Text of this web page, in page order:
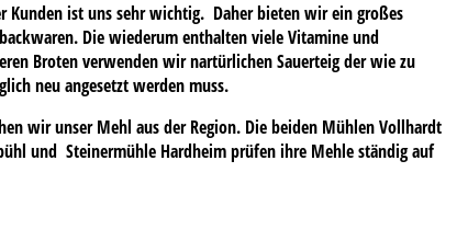
Kunden ist uns sehr wichtig. Daher bieten wir ein großes
Die wiederum enthalten viele Vitamine und
Broten verwenden wir nartürlichen Sauerteig der wie zu
neu angesetzt werden muss.
wir unser Mehl aus der Region. Die beiden Mühlen Vollhardt
und Steinermühle Hardheim prüfen ihre Mehle ständig auf